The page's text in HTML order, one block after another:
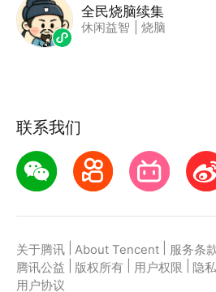
全民烧脑续集
休闲益智 烧脑
联系我们
关于腾讯 About Tencent 服务条
腾讯公益
版权所有 用户权限 隐
用户协议